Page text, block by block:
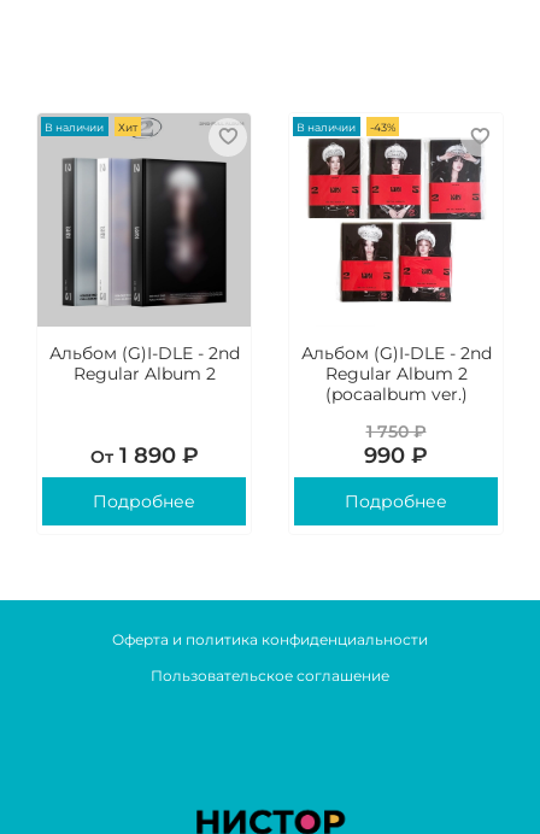
В наличии Хит
Альбом (G)I-DLE - 2nd
Regular Album 2
От1 890 ₽
Подробнее
В наличии -43%
Альбом (G)I-DLE - 2nd
Regular Album 2
(pocaalbum ver.)
1 750 ₽
990 ₽
Подробнее
Оферта и политика конфиденциальности
Пользовательское соглашение